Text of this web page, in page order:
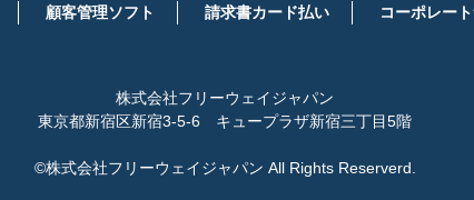
顧客管理ソフト 請求書カード払い コーポレー
株式会社フリーウェイジャパン
東京都新宿区新宿3-5-6 キュープラザ新宿三丁目5階
©株式会社フリーウェイジャパン All Rights Reserverd.